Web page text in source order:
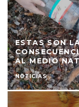
ESTAS SON
AL MEDIO
NOTICIAS